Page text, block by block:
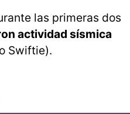
las primeras dos
actividad sísmica
Swiftie).